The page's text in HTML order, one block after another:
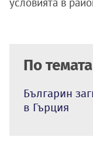
По темата
Българин
в Гърция